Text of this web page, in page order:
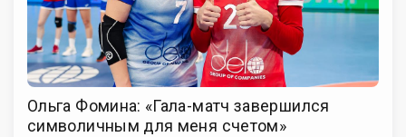
Ольга Фомина: «Гала-матч завершился
символичным для меня счетом»